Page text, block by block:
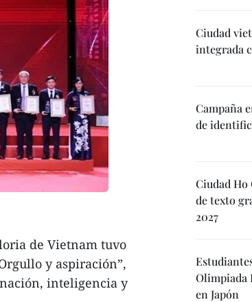
de Vietnam tuvo
y aspiración”,
inteligencia y
Ciudad
integrada
Campaña
de
Ciudad
de texto
2027
Olimpiada
en Japón